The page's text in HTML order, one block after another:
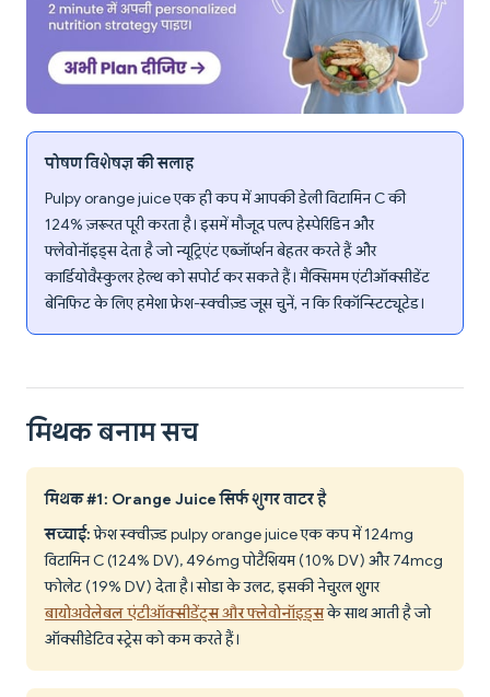
पोषण विशेषज्ञ की सलाह
Pulpy orange juice एक ही कप में आपकी डेली विटामिन C की
124% ज़रूरत पूरी करता है। इसमें मौजूद पल्प हेस्पेरिडिन और
फ्लेवोनॉइड्स देता है जो न्यूट्रिएंट एब्जॉर्प्शन बेहतर करते हैं और
कार्डियोवैस्कुलर हेल्थ को सपोर्ट कर सकते हैं। मैक्सिमम एंटीऑक्सीडेंट
बेनिफिट के लिए हमेशा फ्रेश-स्क्वीज़्ड जूस चुनें, न कि रिकॉन्स्टिट्यूटेड।
मिथक बनाम सच
मिथक #1: Orange Juice सिर्फ शुगर वाटर है
सच्चाई:फ्रेश स्क्वीज़्ड pulpy orange juice एक कप में 124mg
विटामिन C (124% DV), 496mg पोटैशियम (10% DV) और 74mcg
फोलेट (19% DV) देता है। सोडा के उलट, इसकी नेचुरल शुगर
बायोअवेलेबल एंटीऑक्सीडेंट्स और फ्लेवोनॉइड्सके साथ आती है जो
ऑक्सीडेटिव स्ट्रेस को कम करते हैं।